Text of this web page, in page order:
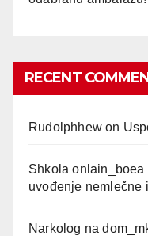
RECENT
Rudolphhew on
Shkola onlain_boea
uvođenje nemlečne
Narkolog na